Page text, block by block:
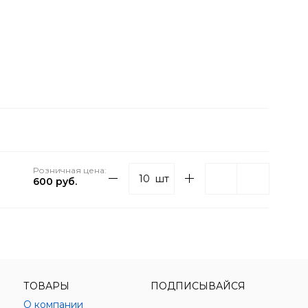
Розничная цена:
600 руб. шт
ТОВАРЫ
О компании
ПОДПИСЫВАЙСЯ